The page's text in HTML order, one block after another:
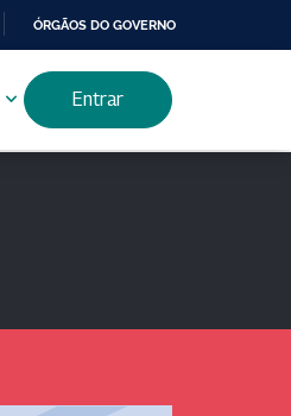
ÓRGÃOS DO GOVERNO
Entrar